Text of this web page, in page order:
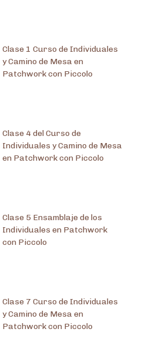
Clase 1 Curso de Individuales
y Camino de Mesa en
Patchwork con Piccolo
Clase 4 del Curso de
Individuales y Camino de Mesa
en Patchwork con Piccolo
Clase 5 Ensamblaje de los
Individuales en Patchwork
con Piccolo
Clase 7 Curso de Individuales
y Camino de Mesa en
Patchwork con Piccolo